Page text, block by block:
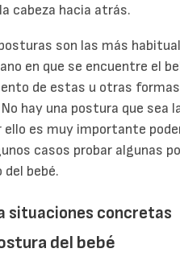
cabeza hacia atrás.
son las más
en que se encuentre el
de estas u otras
hay una postura que sea
ello es muy importante
casos probar algunas
bebé.
situaciones concretas
del bebé